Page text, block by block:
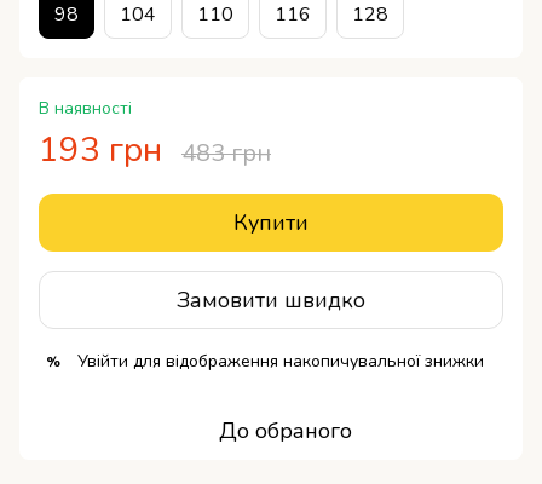
98 104 110 116 128
В наявності
193 грн 483 грн
Купити
Замовити швидко
% Увійти для відображення накопичувальної знижки
До обраного